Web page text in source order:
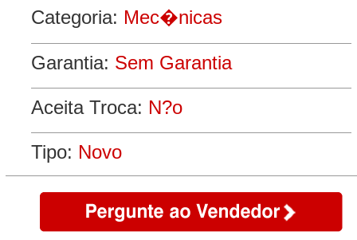
Categoria: Mec�nicas
Garantia: Sem Garantia
Aceita Troca: N?o
Tipo: Novo